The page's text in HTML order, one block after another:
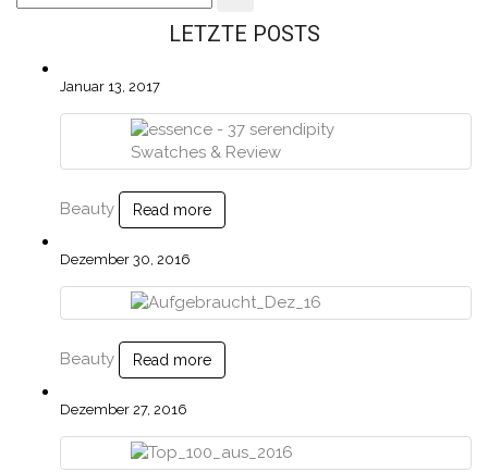
LETZTE POSTS
Januar 13, 2017
Beauty Read more
Dezember 30, 2016
Beauty Read more
Dezember 27, 2016